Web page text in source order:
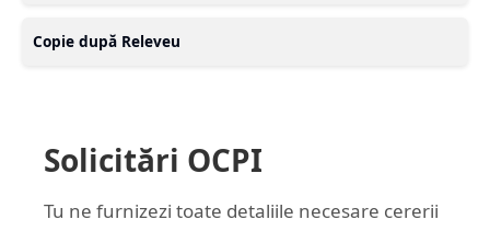
Copie după Releveu
Solicitări OCPI
Tu ne furnizezi toate detaliile necesare cererii